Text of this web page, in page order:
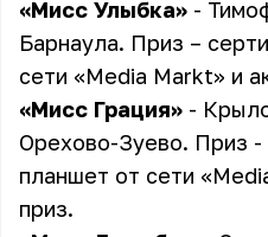
«Мисс Улыбка» -
Барнаула. Приз –
сети «Media Markt» и
«Мисс Грация» -
Орехово-Зуево. Приз -
планшет от сети
приз.